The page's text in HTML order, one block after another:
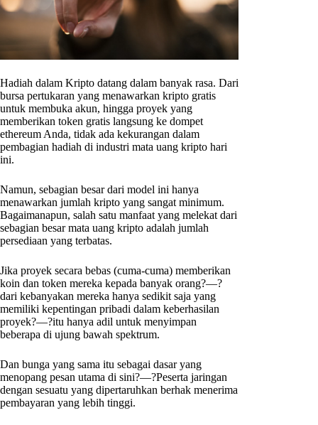
Hadiah dalam Kripto datang dalam banyak rasa. Dari
bursa pertukaran yang menawarkan kripto gratis
untuk membuka akun, hingga proyek yang
memberikan token gratis langsung ke dompet
ethereum Anda, tidak ada kekurangan dalam
pembagian hadiah di industri mata uang kripto hari
ini.
Namun, sebagian besar dari model ini hanya
menawarkan jumlah kripto yang sangat minimum.
Bagaimanapun, salah satu manfaat yang melekat dari
sebagian besar mata uang kripto adalah jumlah
persediaan yang terbatas.
Jika proyek secara bebas (cuma-cuma) memberikan
koin dan token mereka kepada banyak orang?—?
dari kebanyakan mereka hanya sedikit saja yang
memiliki kepentingan pribadi dalam keberhasilan
proyek?—?itu hanya adil untuk menyimpan
beberapa di ujung bawah spektrum.
Dan bunga yang sama itu sebagai dasar yang
menopang pesan utama di sini?—?Peserta jaringan
dengan sesuatu yang dipertaruhkan berhak menerima
pembayaran yang lebih tinggi.